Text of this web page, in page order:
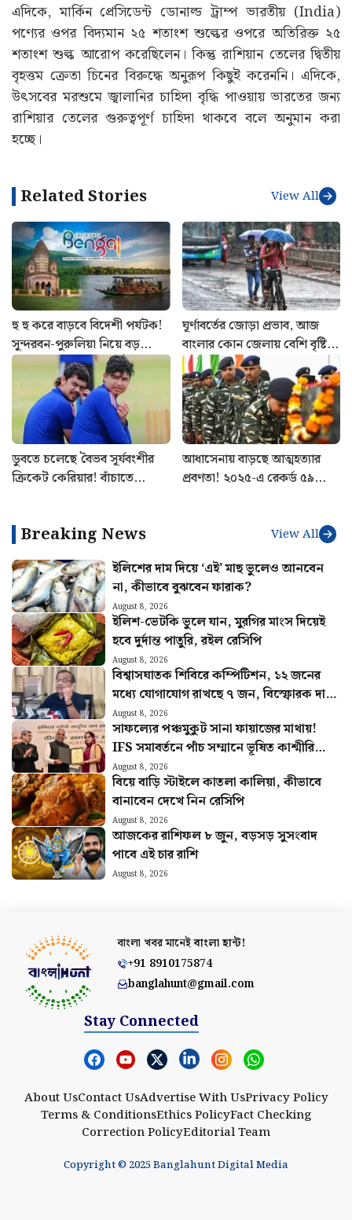
এদিকে, মার্কিন প্রেসিডেন্ট ডোনাল্ড ট্রাম্প ভারতীয় (India)
পণ্যের ওপর বিদ্যমান ২৫ শতাংশ শুল্কের ওপরে অতিরিক্ত ২৫
শতাংশ শুল্ক আরোপ করেছিলেন। কিন্তু রাশিয়ান তেলের দ্বিতীয়
বৃহত্তম ক্রেতা চিনের বিরুদ্ধে অনুরূপ কিছুই করেননি। এদিকে,
উৎসবের মরশুমে জ্বালানির চাহিদা বৃদ্ধি পাওয়ায় ভারতের জন্য
রাশিয়ার তেলের গুরুত্বপূর্ণ চাহিদা থাকবে বলে অনুমান করা
হচ্ছে।
Related Stories View All
হু হু করে বাড়বে বিদেশী পর্যটক!
সুন্দরবন-পুরুলিয়া নিয়ে বড়
পরিকল্পনা রাজ্য সরকারের
ঘূর্ণাবর্তের জোড়া প্রভাব, আজ
বাংলার কোন জেলায় বেশি বৃষ্টির
সম্ভাবনা? আজকের আবহাওয়ার
খবর
ডুবতে চলেছে বৈভব সূর্যবংশীর
ক্রিকেট কেরিয়ার! বাঁচাতে
আধাসেনায় বাড়ছে আত্মহত্যার
প্রবণতা! ২০২৫-এ রেকর্ড ৫৯
Breaking News View All
ইলিশের দাম দিয়ে ‘এই’ মাছ ভুলেও আনবেন
না, কীভাবে বুঝবেন ফারাক?
August 8, 2026
ইলিশ-ভেটকি ভুলে যান, মুরগির মাংস দিয়েই
হবে দুর্দান্ত পাতুরি, রইল রেসিপি
August 8, 2026
বিশ্বাসঘাতক শিবিরে কম্পিটিশন, ১২ জনের
মধ্যে যোগাযোগ রাখছে ৭ জন, বিস্ফোরক দাবি
কুণালের
August 8, 2026
সাফল্যের পঞ্চমুকুট সানা ফায়াজের মাথায়!
IFS সমাবর্তনে পাঁচ সম্মানে ভূষিত কাশ্মীরি
কন্যা
August 8, 2026
বিয়ে বাড়ি স্টাইলে কাতলা কালিয়া, কীভাবে
বানাবেন দেখে নিন রেসিপি
August 8, 2026
আজকের রাশিফল ৮ জুন, বড়সড় সুসংবাদ
পাবে এই চার রাশি
August 8, 2026
বাংলা খবর মানেইবাংলা হান্ট!
+91 8910175874
banglahunt@gmail.com
Stay Connected
About UsContact UsAdvertise With UsPrivacy Policy
Terms & ConditionsEthics PolicyFact Checking
Correction PolicyEditorial Team
Copyright © 2025 Banglahunt Digital Media